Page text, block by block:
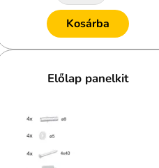
Kosárba
Előlap panelkit